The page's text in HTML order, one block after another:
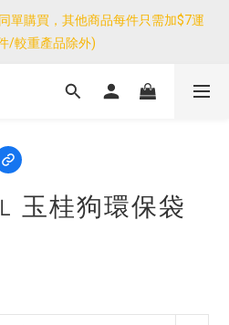
單購買，其他商品每件只需加$7運
/較重產品除外)
單購買，其他商品每件只需加$7運
/較重產品除外)
30/7~12/8外訪搜羅新產品，期間網
單購買，其他商品每件只需加$7運
/較重產品除外)
玉桂狗環保袋